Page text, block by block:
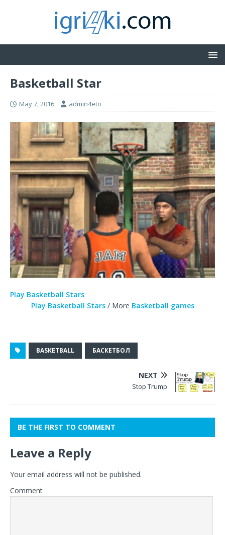
Basketball Star
May 7, 2016 admin4eto
Play Basketball Stars
Play Basketball Stars/ More Basketball games
BASKETBALL БАСКЕТБОЛ
NEXT
Stop Trump
BE THE FIRST TO COMMENT
Leave a Reply
Your email address will not be published.
Comment